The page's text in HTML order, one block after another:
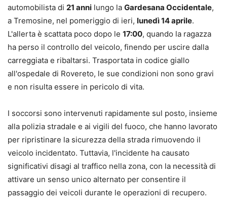
automobilista di 21 anni lungo la Gardesana Occidentale,
a Tremosine, nel pomeriggio di ieri, lunedì 14 aprile.
L'allerta è scattata poco dopo le 17:00, quando la ragazza
ha perso il controllo del veicolo, finendo per uscire dalla
carreggiata e ribaltarsi. Trasportata in codice giallo
all'ospedale di Rovereto, le sue condizioni non sono gravi
e non risulta essere in pericolo di vita.
I soccorsi sono intervenuti rapidamente sul posto, insieme
alla polizia stradale e ai vigili del fuoco, che hanno lavorato
per ripristinare la sicurezza della strada rimuovendo il
veicolo incidentato. Tuttavia, l'incidente ha causato
significativi disagi al traffico nella zona, con la necessità di
attivare un senso unico alternato per consentire il
passaggio dei veicoli durante le operazioni di recupero.